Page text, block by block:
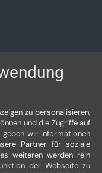
zu personalisieren,
und die Zugriffe auf
wir Informationen
Partner für soziale
weiteren werden rein
der Webseite zu